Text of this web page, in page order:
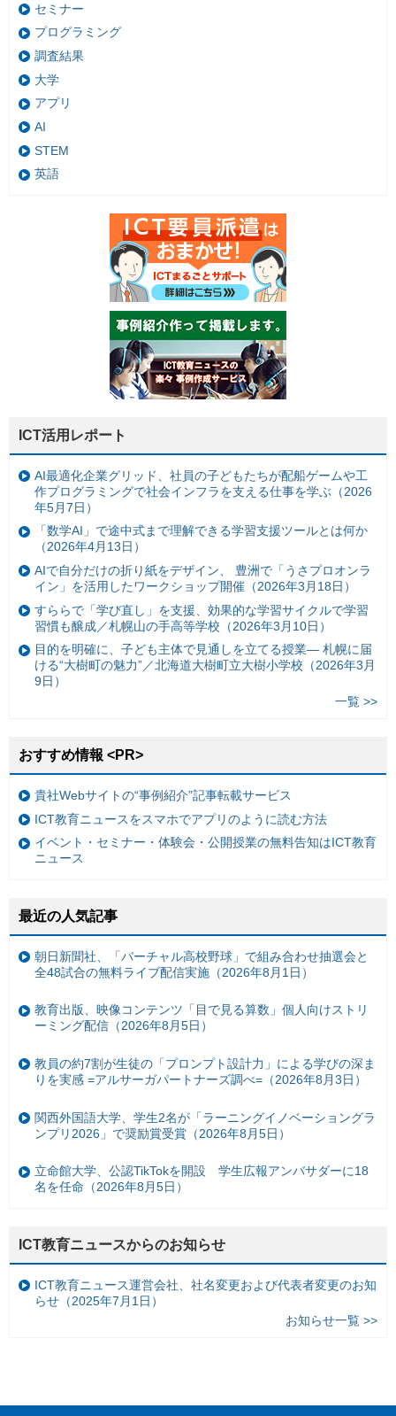
セミナー
プログラミング
調査結果
大学
アプリ
AI
STEM
英語
ICT活用レポート
AI最適化企業グリッド、社員の子どもたちが配船ゲームや工
作プログラミングで社会インフラを支える仕事を学ぶ（2026
年5月7日）
「数学AI」で途中式まで理解できる学習支援ツールとは何か
（2026年4月13日）
AIで自分だけの折り紙をデザイン、 豊洲で「うさプロオンラ
イン」を活用したワークショップ開催（2026年3月18日）
すららで「学び直し」を支援、効果的な学習サイクルで学習
習慣も醸成／札幌山の手高等学校（2026年3月10日）
目的を明確に、子ども主体で見通しを立てる授業— 札幌に届
ける“大樹町の魅力”／北海道大樹町立大樹小学校（2026年3月
9日）
一覧 >>
おすすめ情報 <PR>
貴社Webサイトの“事例紹介”記事転載サービス
ICT教育ニュースをスマホでアプリのように読む方法
イベント・セミナー・体験会・公開授業の無料告知はICT教育
ニュース
最近の人気記事
朝日新聞社、「バーチャル高校野球」で組み合わせ抽選会と
全48試合の無料ライブ配信実施（2026年8月1日）
教育出版、映像コンテンツ「目で見る算数」個人向けストリ
ーミング配信（2026年8月5日）
教員の約7割が生徒の「プロンプト設計力」による学びの深ま
りを実感 =アルサーガパートナーズ調べ=（2026年8月3日）
関西外国語大学、学生2名が「ラーニングイノベーショングラ
ンプリ2026」で奨励賞受賞（2026年8月5日）
立命館大学、公認TikTokを開設 学生広報アンバサダーに18
名を任命（2026年8月5日）
ICT教育ニュースからのお知らせ
ICT教育ニュース運営会社、社名変更および代表者変更のお知
らせ（2025年7月1日）
お知らせ一覧 >>